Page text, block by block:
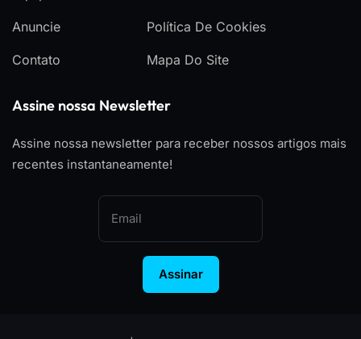
Anuncie
Contato
Política De Cookies
Mapa Do Site
Assine nossa Newsletter
Assine nossa newsletter para receber nossos artigos mais
recentes instantaneamente!
Assinar